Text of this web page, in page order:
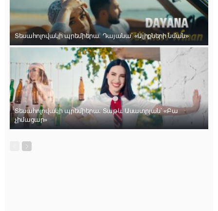
Տեսահոլովակի պրեմիերա. Դայանա՝ «Ալիքների նման»
Տեսահոլովակի պրեմիերա․ Տաթև Ասատրյան՝ «Բա
չիմացար»